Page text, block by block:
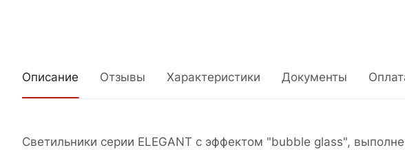
Описание Отзывы Характеристики Документы
Светильники серии ELEGANT c эффектом "bubble glass",